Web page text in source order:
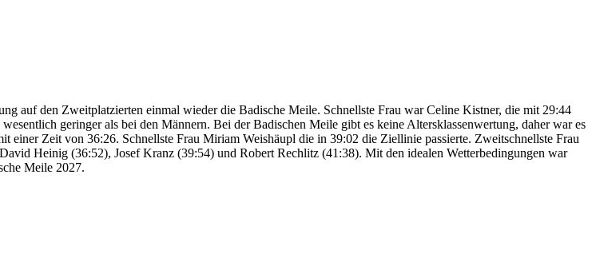
auf den Zweitplatzierten einmal wieder die Badische Meile. Schnellste Frau war Celine Kistner, die mit 29:44
geringer als bei den Männern. Bei der Badischen Meile gibt es keine Altersklassenwertung, daher war es
Zeit von 36:26. Schnellste Frau Miriam Weishäupl die in 39:02 die Ziellinie passierte. Zweitschnellste Frau
Heinig (36:52), Josef Kranz (39:54) und Robert Rechlitz (41:38). Mit den idealen Wetterbedingungen war
Meile 2027.